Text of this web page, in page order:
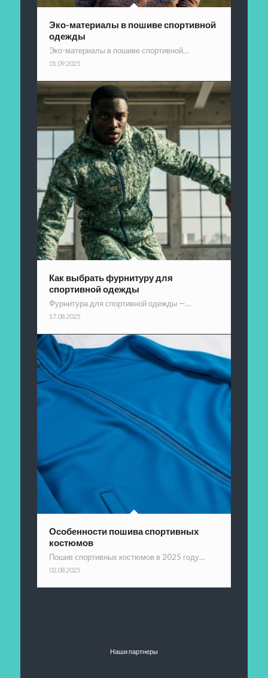
Эко-материалы в пошиве спортивной
одежды
Эко-материалы в пошиве спортивной…
01.09.2025
Как выбрать фурнитуру для
спортивной одежды
Фурнитура для спортивной одежды —…
17.08.2025
Особенности пошива спортивных
костюмов
Пошив спортивных костюмов в 2025 году…
02.08.2025
Наши партнеры